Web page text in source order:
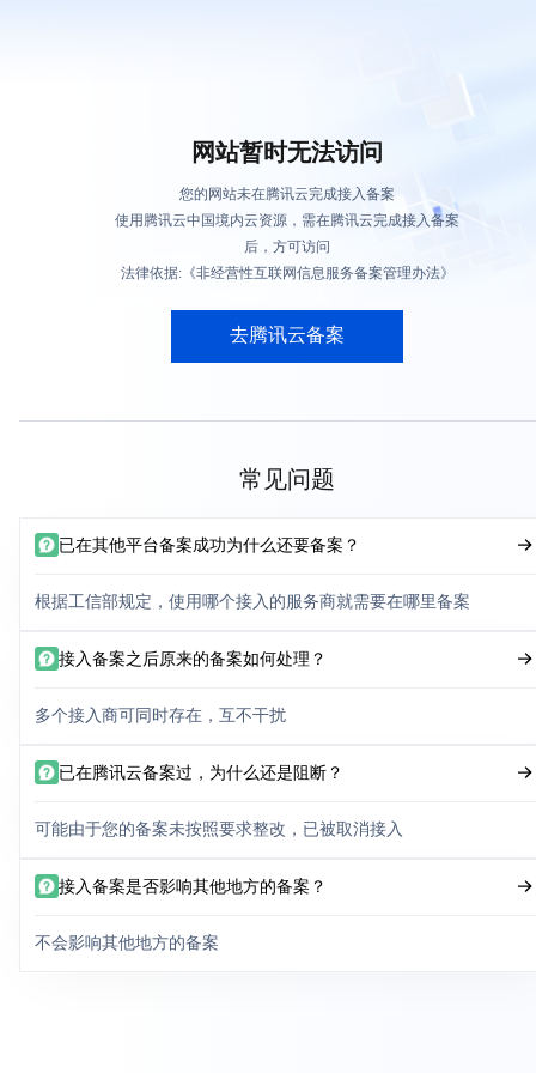
网站暂时无法访问
您的网站未在腾讯云完成接入备案
使用腾讯云中国境内云资源，需在腾讯云完成接入备案
后，方可访问
法律依据:《非经营性互联网信息服务备案管理办法》
去腾讯云备案
常见问题
已在其他平台备案成功为什么还要备案？
根据工信部规定，使用哪个接入的服务商就需要在哪里备案
接入备案之后原来的备案如何处理？
多个接入商可同时存在，互不干扰
已在腾讯云备案过，为什么还是阻断？
可能由于您的备案未按照要求整改，已被取消接入
接入备案是否影响其他地方的备案？
不会影响其他地方的备案